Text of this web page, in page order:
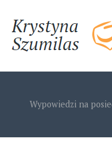
content
Wypowiedzi na